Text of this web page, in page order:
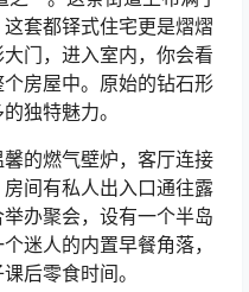
套都铎式住宅更是熠熠
门，进入室内，你会看
房屋中。原始的钻石形
独特魅力。
的燃气壁炉，客厅连接
间有私人出入口通往露
办聚会，设有一个半岛
迷人的内置早餐角落，
后零食时间。